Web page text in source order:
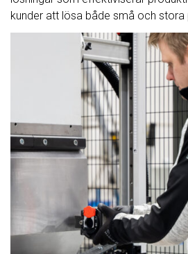
kunder att lösa både små och stora